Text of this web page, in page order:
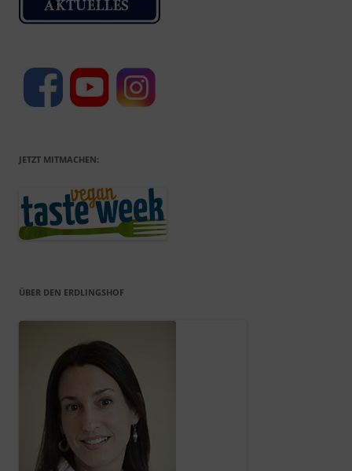
JETZT MITMACHEN:
ÜBER DEN ERDLINGSHOF